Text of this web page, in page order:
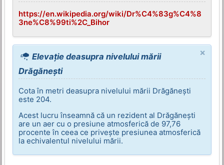
https://en.wikipedia.org/wiki/Dr%C4%83g%C4%8
3ne%C8%99ti%2C_Bihor
×
Elevație deasupra nivelului mării
Drăgănești
Cota în metri deasupra nivelului mării Drăgănești
este 204.
Acest lucru înseamnă că un rezident al Drăgănești
are un aer cu o presiune atmosferică de 97,76
procente în ceea ce privește presiunea atmosferică
la echivalentul nivelului mării.